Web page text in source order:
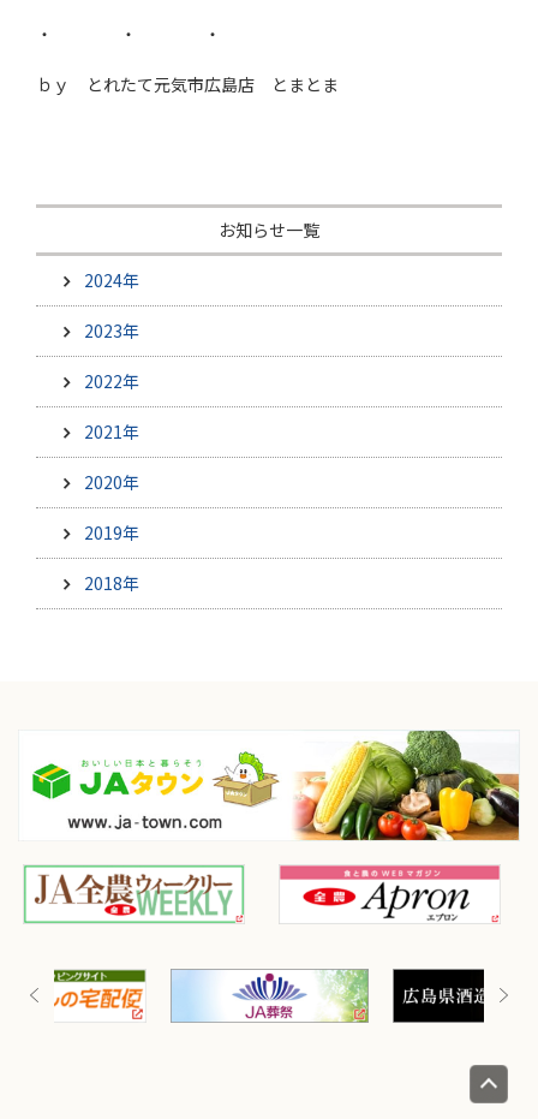
・ ・ ・
ｂｙ とれたて元気市広島店 とまとま
お知らせ一覧
2024年
2023年
2022年
2021年
2020年
2019年
2018年